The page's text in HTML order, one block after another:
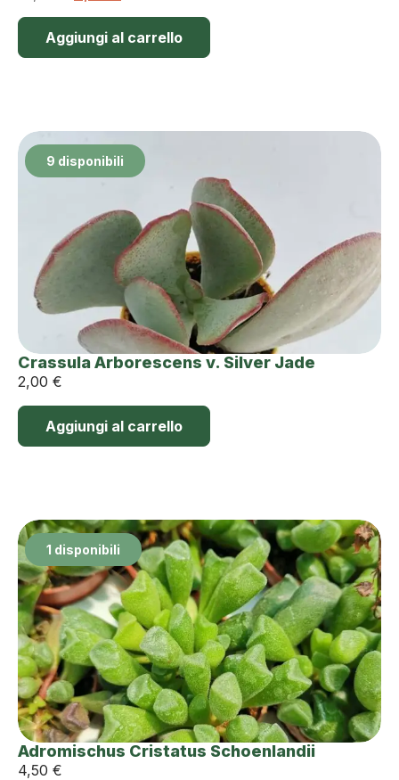
Aggiungi al carrello
9 disponibili
Crassula Arborescens v. Silver Jade
2,00 €
Aggiungi al carrello
1 disponibili
Adromischus Cristatus Schoenlandii
4,50 €